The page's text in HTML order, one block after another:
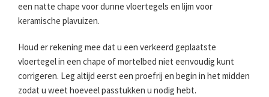
een natte chape voor dunne vloertegels en lijm voor
keramische plavuizen.
Houd er rekening mee dat u een verkeerd geplaatste
vloertegel in een chape of mortelbed niet eenvoudig kunt
corrigeren. Leg altijd eerst een proefrij en begin in het midden
zodat u weet hoeveel passtukken u nodig hebt.